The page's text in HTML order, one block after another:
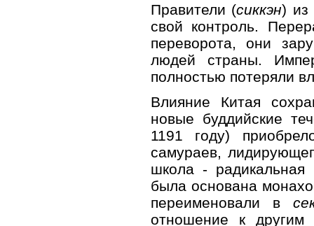
Правители (сиккэн) из
свой контроль.
переворота, они
людей страны.
полностью потеряли
Влияние Китая
новые буддийские
1191 году)
самураев,
школа -
была основана
переименовали в
отношение к другим